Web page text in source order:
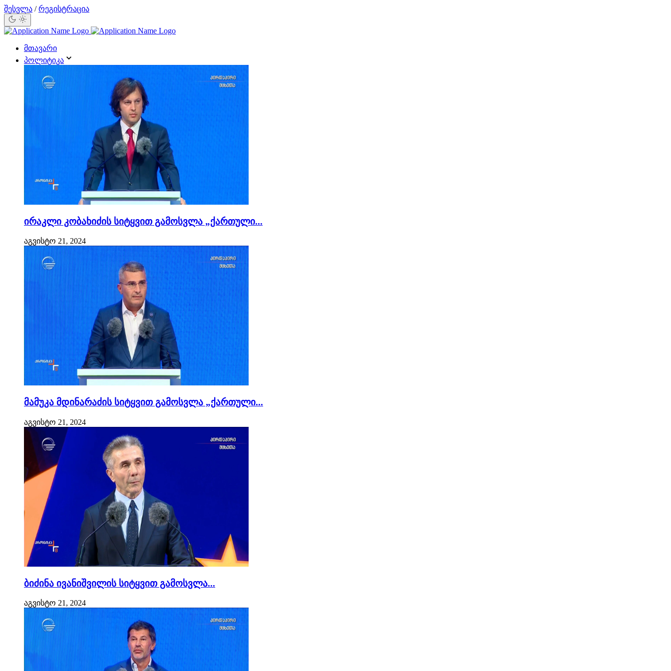
შესვლა / რეგისტრაცია
მთავარი
პოლიტიკა
ირაკლი კობახიძის სიტყვით გამოსვლა „ქართული...
აგვისტო 21, 2024
მამუკა მდინარაძის სიტყვით გამოსვლა „ქართული...
აგვისტო 21, 2024
ბიძინა ივანიშვილის სიტყვით გამოსვლა...
აგვისტო 21, 2024